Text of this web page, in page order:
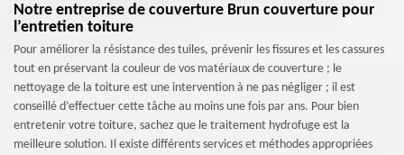
Notre entreprise de couverture Brun couverture pour
l’entretien toiture
Pour améliorer la résistance des tuiles, prévenir les fissures et les cassures
tout en préservant la couleur de vos matériaux de couverture ; le
nettoyage de la toiture est une intervention à ne pas négliger ; il est
conseillé d’effectuer cette tâche au moins une fois par ans. Pour bien
entretenir votre toiture, sachez que le traitement hydrofuge est la
meilleure solution. Il existe différents services et méthodes appropriées